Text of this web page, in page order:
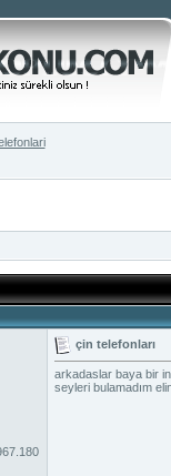
çin telefonları
arkadaslar baya bir
seyleri bulamadım